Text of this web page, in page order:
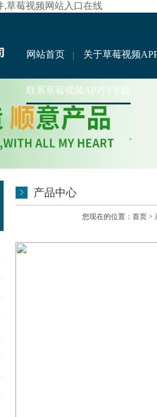
,草莓视频网站入口在线
网站首页 关于草莓视频
联系草莓视频APP污下载
产品中心
您现在的位置： 首页 >